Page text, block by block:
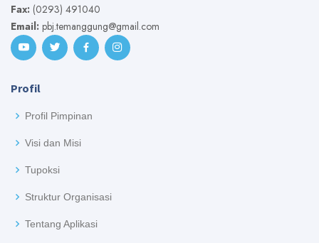
Fax: (0293) 491040
Email: pbj.temanggung@gmail.com
Profil
Profil Pimpinan
Visi dan Misi
Tupoksi
Struktur Organisasi
Tentang Aplikasi